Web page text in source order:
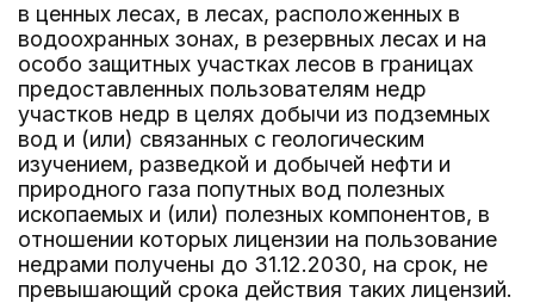
в ценных лесах, в лесах, расположенных в
водоохранных зонах, в резервных лесах и на
особо защитных участках лесов в границах
предоставленных пользователям недр
участков недр в целях добычи из подземных
вод и (или) связанных с геологическим
изучением, разведкой и добычей нефти и
природного газа попутных вод полезных
ископаемых и (или) полезных компонентов, в
отношении которых лицензии на пользование
недрами получены до 31.12.2030, на срок, не
превышающий срока действия таких лицензий.